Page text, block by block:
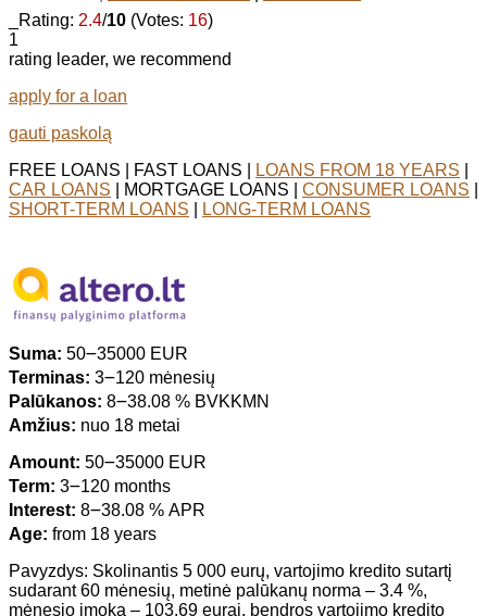
_Rating: 2.4/10 (Votes: 16)
1
rating leader, we recommend
apply for a loan
gauti paskolą
FREE LOANS | FAST LOANS |
LOANS FROM 18 YEARS
CAR LOANS | MORTGAGE LOANS | CONSUMER LOANS
SHORT-TERM LOANS
LONG-TERM LOANS
Suma: 50౼35000 EUR
Terminas: 3౼120 mėnesių
Palūkanos: 8౼38.08 % BVKKMN
Amžius: nuo 18 metai
Amount: 50౼35000 EUR
Term: 3౼120 months
Interest: 8౼38.08 % APR
Age: from 18 years
Pavyzdys: Skolinantis 5 000 eurų, vartojimo kredito sutartį
sudarant 60 mėnesių, metinė palūkanų norma – 3.4 %,
mėnesio įmoka – 103.69 eurai, bendros vartojimo kredito